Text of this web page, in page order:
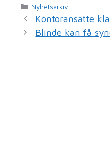
c
e
b
ai
l
e
dI
Kategorier
Nyhetsarkiv
Kontoransatte
Blinde kan få